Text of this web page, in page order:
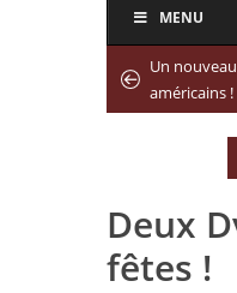
MENU
Un
américains !
Deux
fêtes !